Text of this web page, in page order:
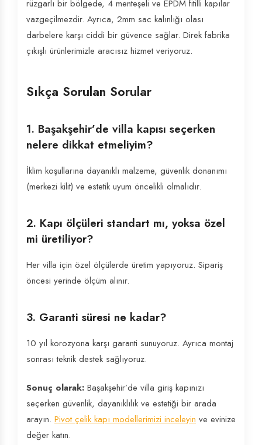
rüzgarlı bir bölgede, 4 menteşeli ve EPDM fitilli kapılar
vazgeçilmezdir. Ayrıca, 2mm sac kalınlığı olası
darbelere karşı ciddi bir güvence sağlar. Direk fabrika
çıkışlı ürünlerimizle aracısız hizmet veriyoruz.
Sıkça Sorulan Sorular
1. Başakşehir’de villa kapısı seçerken
nelere dikkat etmeliyim?
İklim koşullarına dayanıklı malzeme, güvenlik donanımı
(merkezi kilit) ve estetik uyum öncelikli olmalıdır.
2. Kapı ölçüleri standart mı, yoksa özel
mi üretiliyor?
Her villa için özel ölçülerde üretim yapıyoruz. Sipariş
öncesi yerinde ölçüm alınır.
3. Garanti süresi ne kadar?
10 yıl korozyona karşı garanti sunuyoruz. Ayrıca montaj
sonrası teknik destek sağlıyoruz.
Sonuç olarak: Başakşehir’de villa giriş kapınızı
seçerken güvenlik, dayanıklılık ve estetiği bir arada
arayın. Pivot çelik kapı modellerimizi inceleyin ve evinize
değer katın.